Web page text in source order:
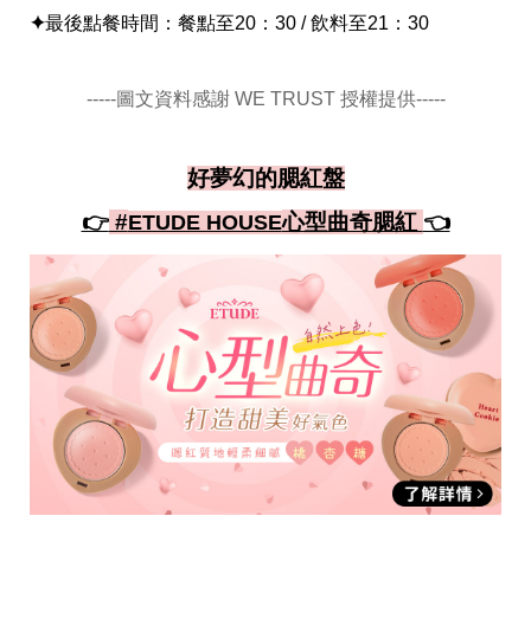
✦最後點餐時間：餐點至20：30 / 飲料至21：30
-----圖文資料感謝 WE TRUST 授權提供-----
好夢幻的腮紅盤
👉 #ETUDE HOUSE心型曲奇腮紅 👈